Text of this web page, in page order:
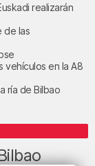
realizarán
de las
vehículos en la A8
ría de Bilbao